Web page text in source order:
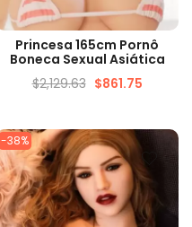
VISUALIZAÇÃO RÁPIDA
Princesa 165cm Pornô
Boneca Sexual Asiática
$2,129.63 $861.75
-38%